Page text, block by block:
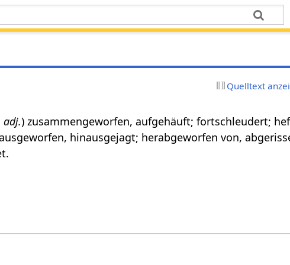
Quelltext
adj.) zusammengeworfen, aufgehäuft; fortschleudert;
hinausgejagt; herabgeworfen von,